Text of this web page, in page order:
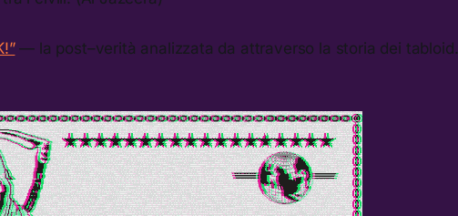
— la post–verità analizzata da attraverso la storia dei tabloid.